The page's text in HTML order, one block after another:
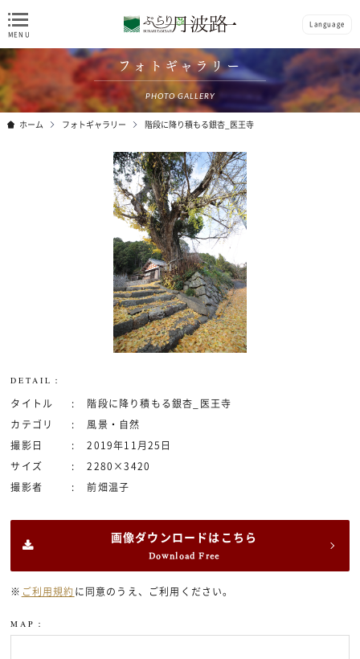
Language
フォトギャラリー
PHOTO GALLERY
ホーム フォトギャラリー 階段に降り積もる銀杏_医王寺
DETAIL：
タイトル 階段に降り積もる銀杏_医王寺
カテゴリ 風景・自然
撮影日 2019年11月25日
サイズ 2280×3420
撮影者 前畑温子
画像ダウンロードはこちら
Download Free
※ ご利用規約 に同意のうえ、ご利用ください。
MAP：